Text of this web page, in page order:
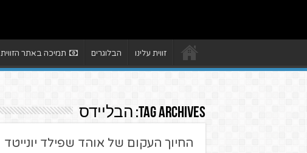
זווית עלינו הבלוגרים תמיכה באתר הזווית
Tag Archives: הבליידס
החיוך העקום של אוהד שפילד יונייטד